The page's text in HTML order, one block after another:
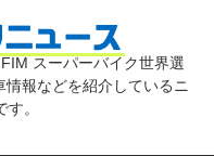
気
スーパーバイク世界選
報などを紹介しているニ
。